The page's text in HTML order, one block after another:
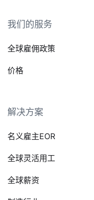
我们的服务
全球雇佣政策
价格
解决方案
名义雇主EOR
全球灵活用工
全球薪资